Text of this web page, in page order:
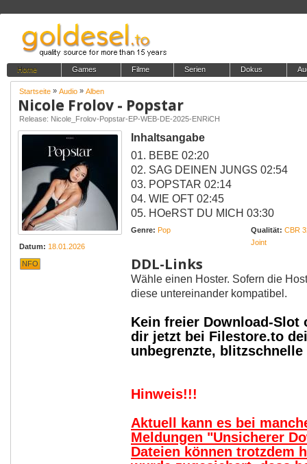
Home Games Filme Serien Dokus
Startseite » Audio » Alben
Nicole Frolov - Popstar
Release: Nicole_Frolov-Popstar-EP-WEB-DE-2025-ENRiCH
Datum: 18.01.2026
NFO
Inhaltsangabe
01. BEBE 02:20
02. SAG DEINEN JUNGS 02:54
03. POPSTAR 02:14
04. WIE OFT 02:45
05. HOeRST DU MICH 03:30
Genre: Pop Qualität: CBR
Joint
DDL-Links
Wähle einen Hoster. Sofern die
diese untereinander kompatibel.
Kein freier Download-Slot
dir jetzt bei Filestore.to
unbegrenzte,
Hinweis!!!
Aktuell kann es bei
Meldungen "Unsicherer
Dateien können trotzdem